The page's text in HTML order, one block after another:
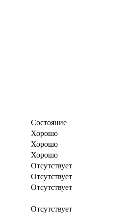
Состояние
Хорошо
Хорошо
Хорошо
Отсутствует
Отсутствует
Отсутствует
Отсутствует